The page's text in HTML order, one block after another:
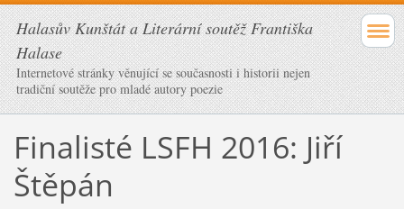
Halasův Kunštát a Literární soutěž Františka
Halase
Internetové stránky věnující se současnosti i historii nejen
tradiční soutěže pro mladé autory poezie
Finalisté LSFH 2016: Jiří
Štěpán